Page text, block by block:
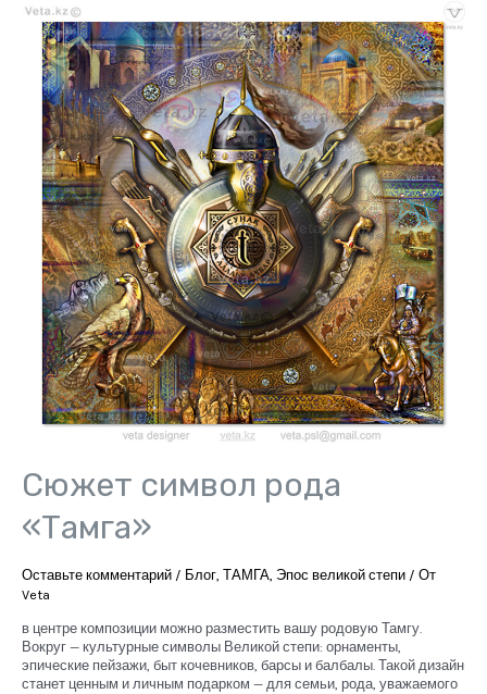
Сюжет символ рода
«Тамга»
Оставьте комментарий / Блог ТАМГА Эпос великой степи / От
Veta
в центре композиции можно разместить вашу родовую Тамгу.
Вокруг — культурные символы Великой степи: орнаменты,
эпические пейзажи, быт кочевников, барсы и балбалы. Такой дизайн
станет ценным и личным подарком — для семьи, рода, уважаемого